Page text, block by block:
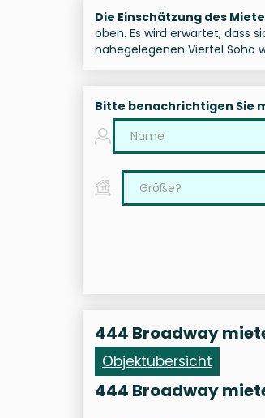
Die Einschätzung des
oben. Es wird erwartet, dass
nahegelegenen Viertel Soho
Bitte benachrichtigen Sie
444 Broadway
Objektübersicht
444 Broadway